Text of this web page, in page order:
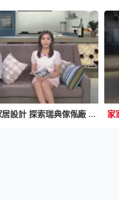
家家有求｜輕奢家居設計 探索瑞典傢俬廠 發掘免費暑期親子活動